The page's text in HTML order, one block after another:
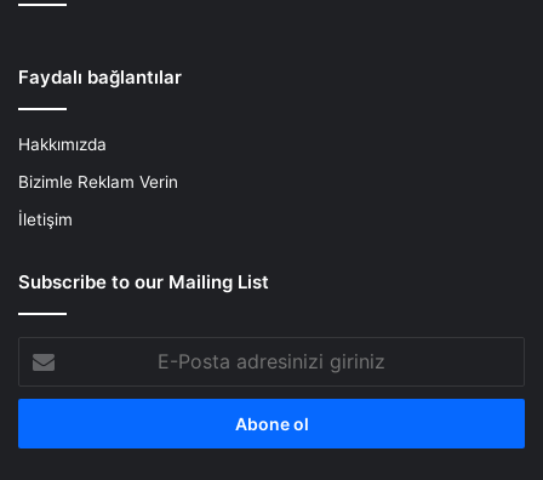
Faydalı bağlantılar
Hakkımızda
Bizimle Reklam Verin
İletişim
Subscribe to our Mailing List
Posta
adresinizi